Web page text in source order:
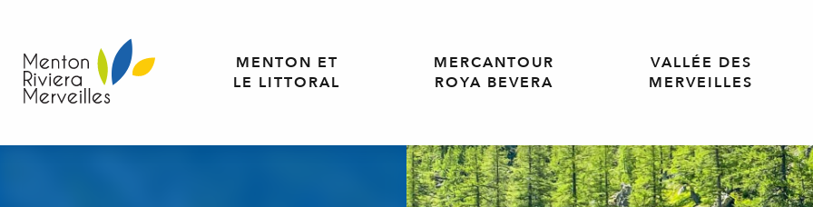
contenu
principal
MENTON ET
LE LITTORAL
MERCANTOUR
ROYA BEVERA
VALLÉE DES
MERVEILLES